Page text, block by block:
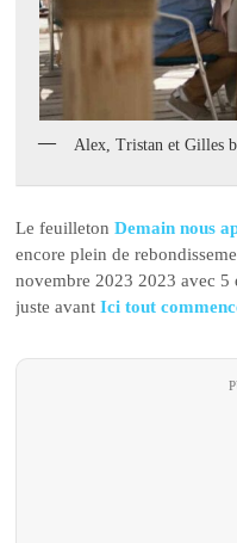
Alex, Tristan et Gilles
Le feuilletonDemain nous
encore plein de
novembre 2023 2023 avec
juste avantIci tout